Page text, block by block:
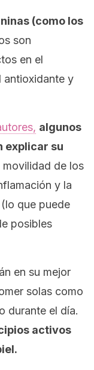
(como los
son
en el
antioxidante y
algunos
explicar su
de los
y la
que puede
posibles
en su mejor
solas como
durante el día.
activos